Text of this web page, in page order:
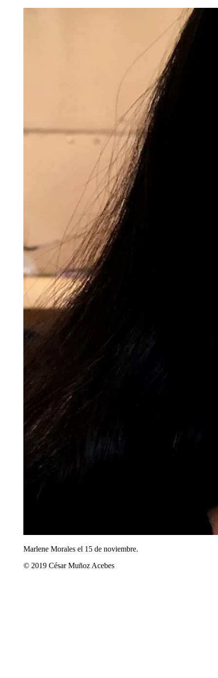
Marlene Morales el 15 de noviembre.
© 2019 César Muñoz Acebes